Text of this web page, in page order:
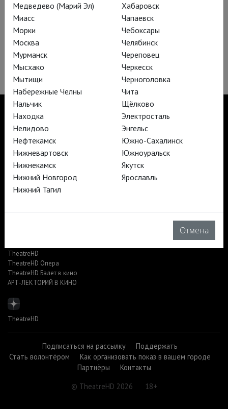
Принцесса цирка
Язык: русский, без субтитров
25 августа, вторник
19:00 СИНЕМА ПАРК Сургут Сити Молл
TheatreHD
TheatreHD Опера
TheatreHD Балет в кино
TheatreHD
TheatreHD Опера
TheatreHD Балет в кино
АРТ-ЛЕКТОРИЙ В КИНО
TheatreHD
Подписаться на рассылку
Поддержать
Стать волонтёром
Как организовать показ в вашем городе
Партнёры
Контакты
© TheatreHD 2026
18+
Медведево (Марий Эл)
Миасс
Морки
Москва
Мурманск
Мысхако
Мытищи
Набережные Челны
Нальчик
Находка
Нелидово
Нефтекамск
Нижневартовск
Нижнекамск
Нижний Новгород
Нижний Тагил
Хабаровск
Чапаевск
Чебоксары
Челябинск
Череповец
Черкесск
Черноголовка
Чита
Щёлково
Электросталь
Энгельс
Южно-Сахалинск
Южноуральск
Якутск
Ярославль
Отмена